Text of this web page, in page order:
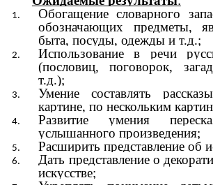
Обогащение словарного
обозначающих предметы,
быта, посуды, одежды и т.д.;
Использование в речи
(пословиц, поговорок,
т.д.);
Умение составлять
картине, по нескольким
Развитие умения
услышанного произведения;
Расширить представление об
Дать представление о
искусстве;